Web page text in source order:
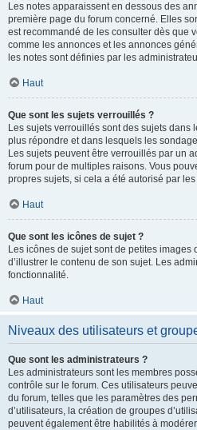
Les notes apparaissent en dessous des
première page du forum concerné. Elles
est recommandé de les consulter dès que
comme les annonces et les annonces
les notes sont définies par les
Haut
Que sont les sujets verrouillés ?
Les sujets verrouillés sont des sujets
plus répondre et dans lesquels les
Les sujets peuvent être verrouillés par un
forum pour de multiples raisons. Vous
propres sujets, si cela a été autorisé par
Haut
Que sont les icônes de sujet ?
Les icônes de sujet sont de petites images
d’illustrer le contenu de son sujet. Les
fonctionnalité.
Haut
Niveaux des utilisateurs et
Que sont les administrateurs ?
Les administrateurs sont les membres
contrôle sur le forum. Ces utilisateurs
du forum, telles que les paramètres des
d’utilisateurs, la création de groupes
peuvent également être habilités à